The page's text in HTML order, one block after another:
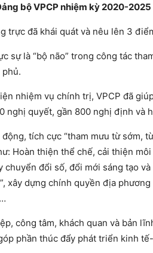
bộ VPCP nhiệm kỳ 2020-2025
trực đã khái quát và nêu lên 3
sự là “bộ não” trong công tác
nhiệm vụ chính trị, VPCP đã
nghị quyết, gần 800 nghị định và
tích cực “tham mưu từ sớm,
Hoàn thiện thể chế, cải thiện
chuyển đổi số, đổi mới sáng tạo
xây dựng chính quyền địa
công tâm, khách quan và bản
phần thúc đẩy phát triển kinh